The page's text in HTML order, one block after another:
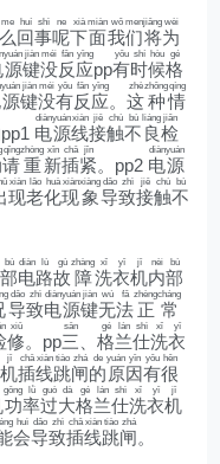
么
me
回
huí
事
shì
呢
ne
下
xià
面
miàn
我
wǒ
们
men
将
jiāng
为
wèi
源
yuán
键
jiàn
没
méi
反
fǎn
应
yīng
pp有
yǒu
时
shí
候
hòu
格
gé
源
yuán
键
jiàn
没
méi
有
yǒu
反
fǎn
应
yīng
。这
zhè
种
zhǒng
情
qíng
pp1 电
diàn
源
yuán
线
xiàn
接
jiē
触
chù
不
bù
良
liáng
检
jiǎn
请
qǐng
重
zhòng
新
xīn
插
chā
紧
jǐn
。pp2 电
diàn
源
yuán
现
xiàn
老
lǎo
化
huà
现
xiàn
象
xiàng
导
dǎo
致
zhì
接
jiē
触
chù
不
bù
部
bù
电
diàn
路
lù
故
gù
障
zhàng
洗
xǐ
衣
yī
机
jī
内
nèi
部
bù
导
dǎo
致
zhì
电
diàn
源
yuán
键
jiàn
无
wú
法
fǎ
正
zhèng
常
cháng
修
xiū
。pp三
sān
、格
gé
兰
lán
仕
shì
洗
xǐ
衣
yī
机
jī
插
chā
线
xiàn
跳
tiào
闸
zhá
的
de
原
yuán
因
yīn
有
yǒu
很
hěn
功
gōng
率
lǜ
过
guò
大
dà
格
gé
兰
lán
仕
shì
洗
xǐ
衣
yī
机
jī
会
huì
导
dǎo
致
zhì
插
chā
线
xiàn
跳
tiào
闸
zhá
。